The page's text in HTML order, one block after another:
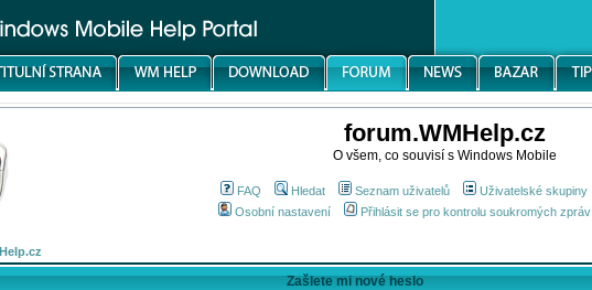
forum.WMHelp.cz
O všem, co souvisí s Windows Mobile
FAQ Hledat Seznam uživatelů Uživatelské skupiny
Osobní nastavení
Přihlásit se pro kontrolu soukromých zpráv
Zašlete mi nové heslo